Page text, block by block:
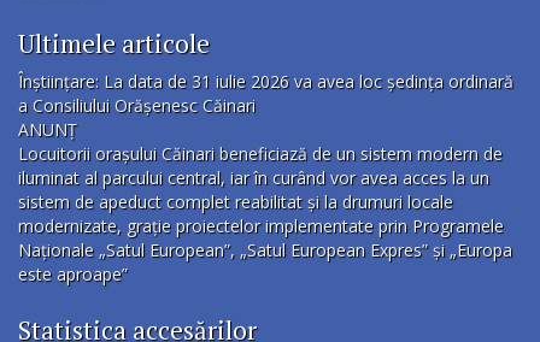
Ultimele articole
Înștiințare: La data de 31 iulie 2026 va avea loc ședința ordinară
a Consiliului Orășenesc Căinari
ANUNȚ
Locuitorii orașului Căinari beneficiază de un sistem modern de
iluminat al parcului central, iar în curând vor avea acces la un
sistem de apeduct complet reabilitat și la drumuri locale
modernizate, grație proiectelor implementate prin Programele
Naționale „Satul European”, „Satul European Expres” și „Europa
este aproape”
Statistica accesărilor